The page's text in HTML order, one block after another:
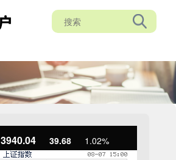
3940.04 39.68 1.02%